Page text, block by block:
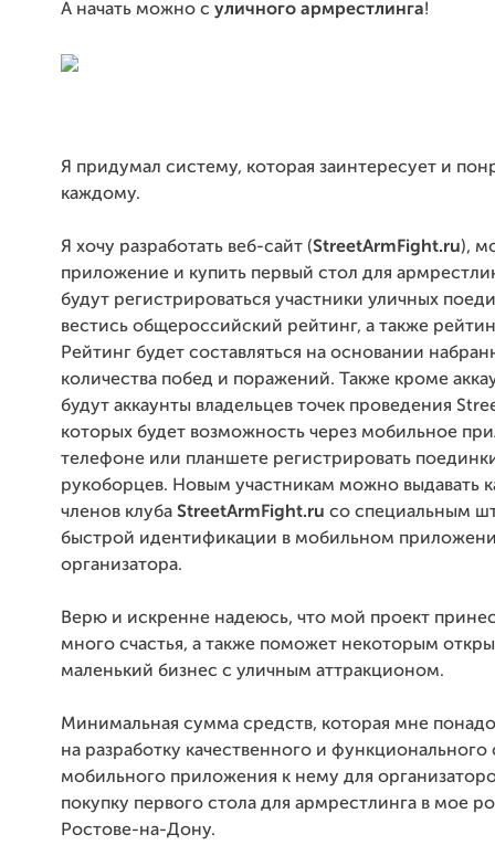
А начать можно с уличного армрестлинга!
Я придумал систему, которая заинтересует и
каждому.
Я хочу разработать веб-сайт (StreetArmFight.ru),
приложение и купить первый стол для
будут регистрироваться участники уличных
вестись общероссийский рейтинг, а также
Рейтинг будет составляться на основании
количества побед и поражений. Также кроме
будут аккаунты владельцев точек проведения
которых будет возможность через мобильное
телефоне или планшете регистрировать
рукоборцев. Новым участникам можно выдавать
членов клуба StreetArmFight.ru со специальным
быстрой идентификации в мобильном
организатора.
Верю и искренне надеюсь, что мой проект
много счастья, а также поможет некоторым
маленький бизнес с уличным аттракционом.
Минимальная сумма средств, которая мне
на разработку качественного и функционального
мобильного приложения к нему для
покупку первого стола для армрестлинга в мое
Ростове-на-Дону.